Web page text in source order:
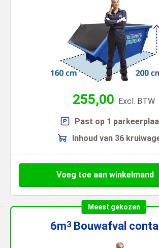
255,00 Excl. BTW
Past op 1
Inhoud van 36
Voeg toe aan winkelmand
Meest gekozen
6m3 Bouwafval